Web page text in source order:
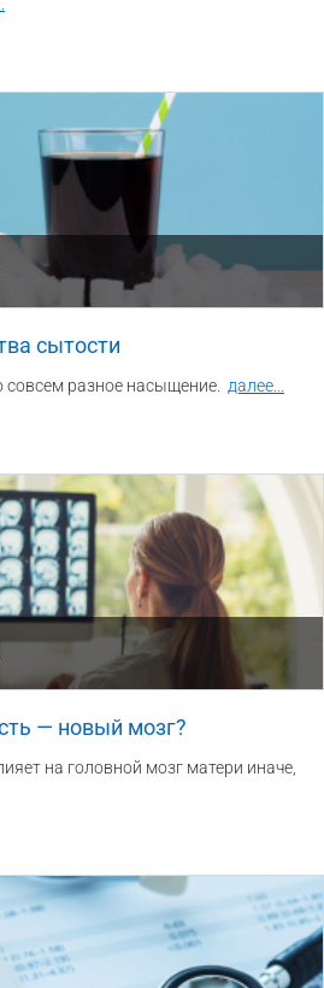
сытости
разное насыщение. далее
— новый мозг?
на головной мозг матери иначе,